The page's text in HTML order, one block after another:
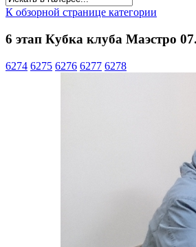
К обзорной странице категории
6 этап Кубка клуба Маэстро
6274 6275 6276 6277 6278